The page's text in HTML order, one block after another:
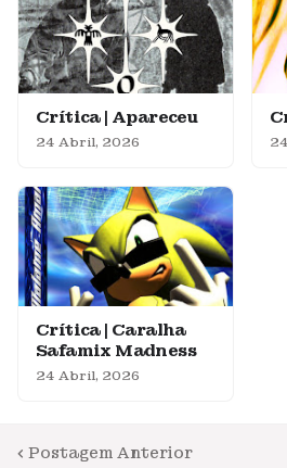
Crítica | Apareceu
24 Abril, 2026
Crítica | Caralha
Safamix Madness
24 Abril, 2026
Postagem Anterior